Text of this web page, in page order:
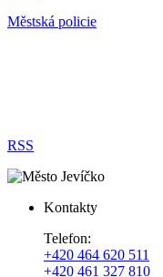
Městská policie
RSS
Kontakty
Telefon:
+420 464 620 511
+420 461 327 810